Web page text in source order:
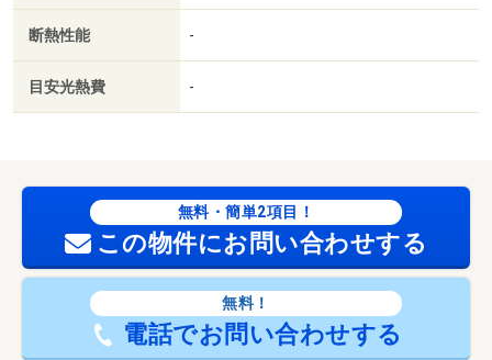
断熱性能 -
目安光熱費 -
無料・簡単2項目！
この物件にお問い合わせする
無料！
電話でお問い合わせする